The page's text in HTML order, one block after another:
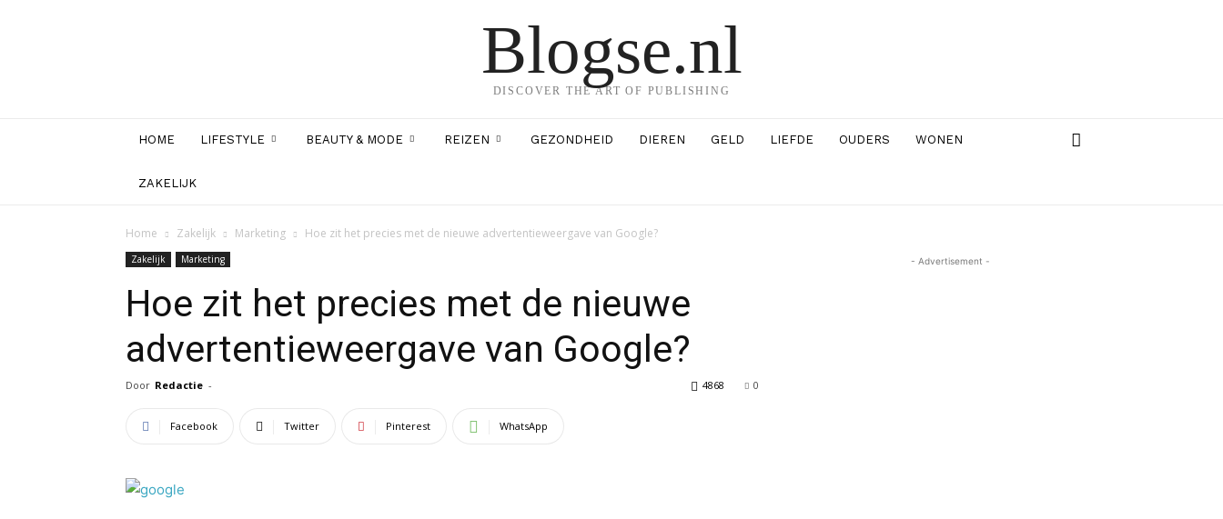
Blogse.nl
DISCOVER THE ART OF PUBLISHING
HOME LIFESTYLE BEAUTY & MODE REIZEN GEZONDHEID DIEREN GELD LIEFDE OUDERS WONEN
ZAKELIJK
Home Zakelijk Marketing Hoe zit het precies met de nieuwe advertentieweergave van Google?
Zakelijk Marketing
Hoe zit het precies met de nieuwe
advertentieweergave van Google?
Door Redactie - 0
4868
Facebook Twitter Pinterest WhatsApp
- Advertisement -